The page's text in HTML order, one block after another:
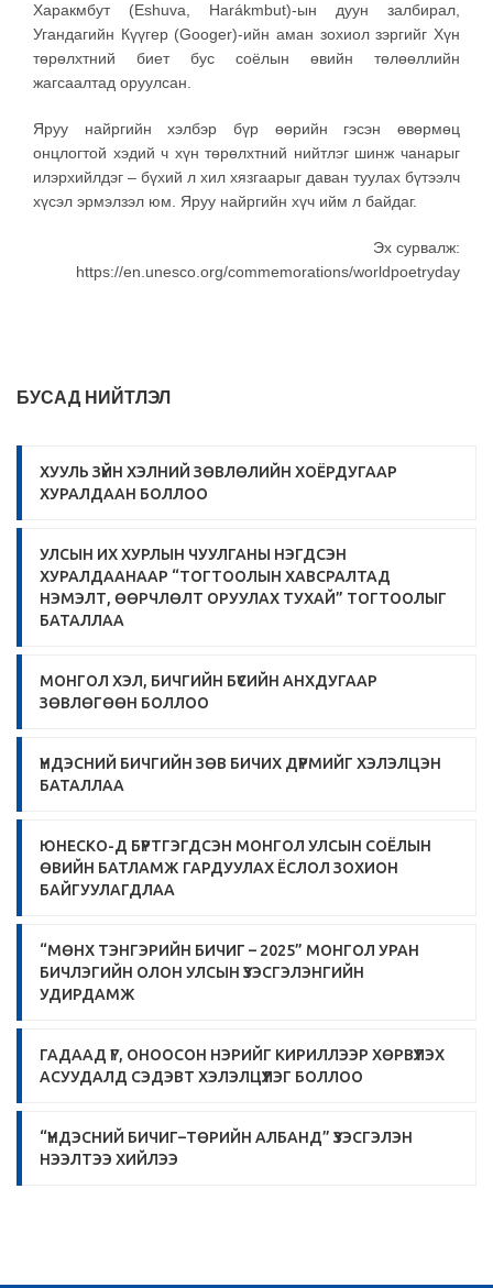
Харакмбут (Eshuva, Harákmbut)-ын дуун залбирал,
Угандагийн Күүгер (Googer)-ийн аман зохиол зэргийг Хүн
төрөлхтний биет бус соёлын өвийн төлөөллийн
жагсаалтад оруулсан.
Яруу найргийн хэлбэр бүр өөрийн гэсэн өвөрмөц
онцлогтой хэдий ч хүн төрөлхтний нийтлэг шинж чанарыг
илэрхийлдэг – бүхий л хил хязгаарыг даван туулах бүтээлч
хүсэл эрмэлзэл юм. Яруу найргийн хүч ийм л байдаг.
Эх сурвалж:
https://en.unesco.org/commemorations/worldpoetryday
БУСАД НИЙТЛЭЛ
ХУУЛЬ ЗҮЙН ХЭЛНИЙ ЗӨВЛӨЛИЙН ХОЁРДУГААР
ХУРАЛДААН БОЛЛОО
УЛСЫН ИХ ХУРЛЫН ЧУУЛГАНЫ НЭГДСЭН
ХУРАЛДААНААР “ТОГТООЛЫН ХАВСРАЛТАД
НЭМЭЛТ, ӨӨРЧЛӨЛТ ОРУУЛАХ ТУХАЙ” ТОГТООЛЫГ
БАТАЛЛАА
МОНГОЛ ХЭЛ, БИЧГИЙН БҮСИЙН АНХДУГААР
ЗӨВЛӨГӨӨН БОЛЛОО
ҮНДЭСНИЙ БИЧГИЙН ЗӨВ БИЧИХ ДҮРМИЙГ ХЭЛЭЛЦЭН
БАТАЛЛАА
ЮНЕСКО-Д БҮРТГЭГДСЭН МОНГОЛ УЛСЫН СОЁЛЫН
ӨВИЙН БАТЛАМЖ ГАРДУУЛАХ ЁСЛОЛ ЗОХИОН
БАЙГУУЛАГДЛАА
“МӨНХ ТЭНГЭРИЙН БИЧИГ – 2025” МОНГОЛ УРАН
БИЧЛЭГИЙН ОЛОН УЛСЫН ҮЗЭСГЭЛЭНГИЙН
УДИРДАМЖ
ГАДААД ҮГ, ОНООСОН НЭРИЙГ КИРИЛЛЭЭР ХӨРВҮҮЛЭХ
АСУУДАЛД СЭДЭВТ ХЭЛЭЛЦҮҮЛЭГ БОЛЛОО
“ҮНДЭСНИЙ БИЧИГ–ТӨРИЙН АЛБАНД” ҮЗЭСГЭЛЭН
НЭЭЛТЭЭ ХИЙЛЭЭ